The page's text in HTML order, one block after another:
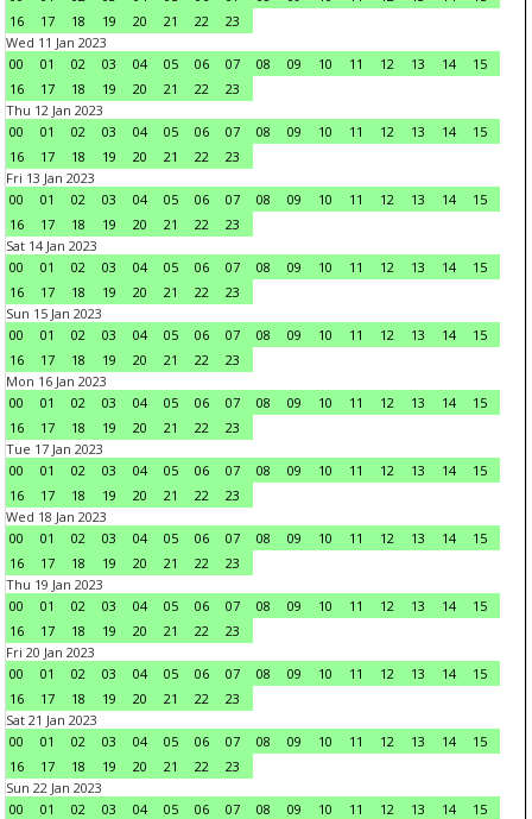
16
17 18 19 20 21 22
23
Wed 11 Jan 2023
00
01 02 03 04 05 06 07 08 09 10 11 12 13 14
15
16
17 18 19 20 21 22
23
Thu 12 Jan 2023
00
01 02 03 04 05 06 07 08 09 10 11 12 13 14
15
16
17 18 19 20 21 22
23
Fri 13 Jan 2023
00
01 02 03 04 05 06 07 08 09 10 11 12 13 14
15
16
17 18 19 20 21 22
23
Sat 14 Jan 2023
00
01 02 03 04 05 06 07 08 09 10 11 12 13 14
15
16
17 18 19 20 21 22
23
Sun 15 Jan 2023
00
01 02 03 04 05 06 07 08 09 10 11 12 13 14
15
16
17 18 19 20 21 22
23
Mon 16 Jan 2023
00
01 02 03 04 05 06 07 08 09 10 11 12 13 14
15
16
17 18 19 20 21 22
23
Tue 17 Jan 2023
00
01 02 03 04 05 06 07 08 09 10 11 12 13 14
15
16
17 18 19 20 21 22
23
Wed 18 Jan 2023
00
01 02 03 04 05 06 07 08 09 10 11 12 13 14
15
16
17 18 19 20 21 22
23
Thu 19 Jan 2023
00
01 02 03 04 05 06 07 08 09 10 11 12 13 14
15
16
17 18 19 20 21 22
23
Fri 20 Jan 2023
00
01 02 03 04 05 06 07 08 09 10 11 12 13 14
15
16
17 18 19 20 21 22
23
Sat 21 Jan 2023
00
01 02 03 04 05 06 07 08 09 10 11 12 13 14
15
16
17 18 19 20 21 22
23
Sun 22 Jan 2023
00
01 02 03 04 05 06 07 08 09 10 11 12 13 14
15